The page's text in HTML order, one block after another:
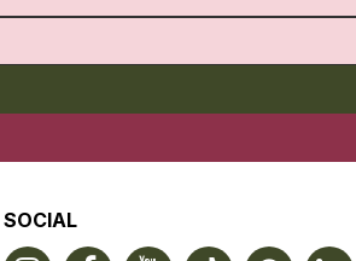
SOCIAL